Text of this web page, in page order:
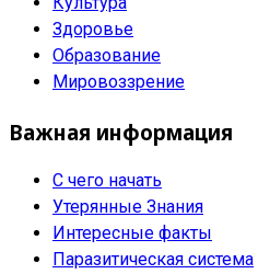
Здоровье
Образование
Мировоззрение
Важная информация
С чего начать
Утерянные Знания
Интересные факты
Паразитическая система